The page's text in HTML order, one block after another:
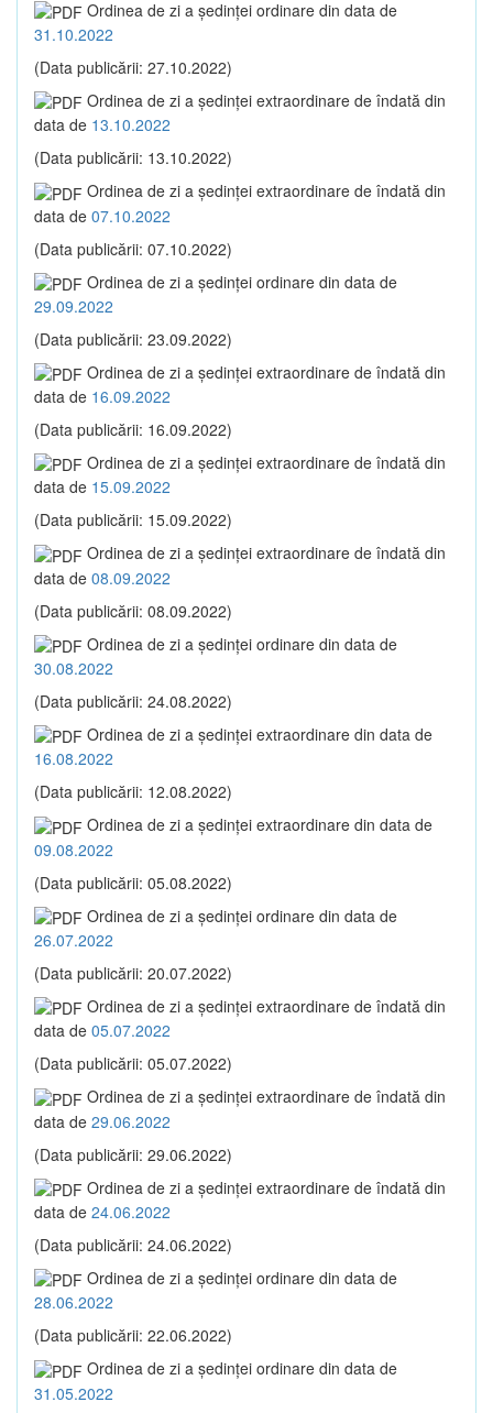
Ordinea de zi a şedinţei ordinare din data de
31.10.2022
(Data publicării: 27.10.2022)
Ordinea de zi a şedinţei extraordinare de îndată din
data de 13.10.2022
(Data publicării: 13.10.2022)
Ordinea de zi a şedinţei extraordinare de îndată din
data de 07.10.2022
(Data publicării: 07.10.2022)
Ordinea de zi a şedinţei ordinare din data de
29.09.2022
(Data publicării: 23.09.2022)
Ordinea de zi a şedinţei extraordinare de îndată din
data de 16.09.2022
(Data publicării: 16.09.2022)
Ordinea de zi a şedinţei extraordinare de îndată din
data de 15.09.2022
(Data publicării: 15.09.2022)
Ordinea de zi a şedinţei extraordinare de îndată din
data de 08.09.2022
(Data publicării: 08.09.2022)
Ordinea de zi a şedinţei ordinare din data de
30.08.2022
(Data publicării: 24.08.2022)
Ordinea de zi a şedinţei extraordinare din data de
16.08.2022
(Data publicării: 12.08.2022)
Ordinea de zi a şedinţei extraordinare din data de
09.08.2022
(Data publicării: 05.08.2022)
Ordinea de zi a şedinţei ordinare din data de
26.07.2022
(Data publicării: 20.07.2022)
Ordinea de zi a şedinţei extraordinare de îndată din
data de 05.07.2022
(Data publicării: 05.07.2022)
Ordinea de zi a şedinţei extraordinare de îndată din
data de 29.06.2022
(Data publicării: 29.06.2022)
Ordinea de zi a şedinţei extraordinare de îndată din
data de 24.06.2022
(Data publicării: 24.06.2022)
Ordinea de zi a şedinţei ordinare din data de
28.06.2022
(Data publicării: 22.06.2022)
Ordinea de zi a şedinţei ordinare din data de
31.05.2022